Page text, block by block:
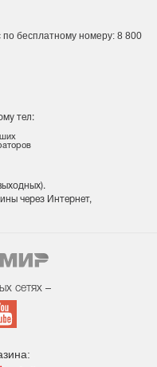
тел:
).
через Интернет,
по бесплатному номеру: 8 800
сетях –